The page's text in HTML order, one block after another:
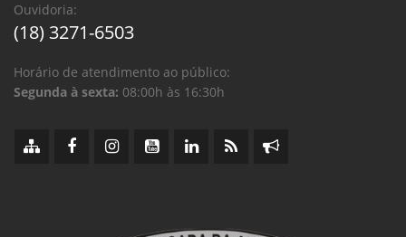
Ouvidoria:
(18) 3271-6503
Horário de atendimento ao público:
Segunda à sexta: 08:00h às 16:30h